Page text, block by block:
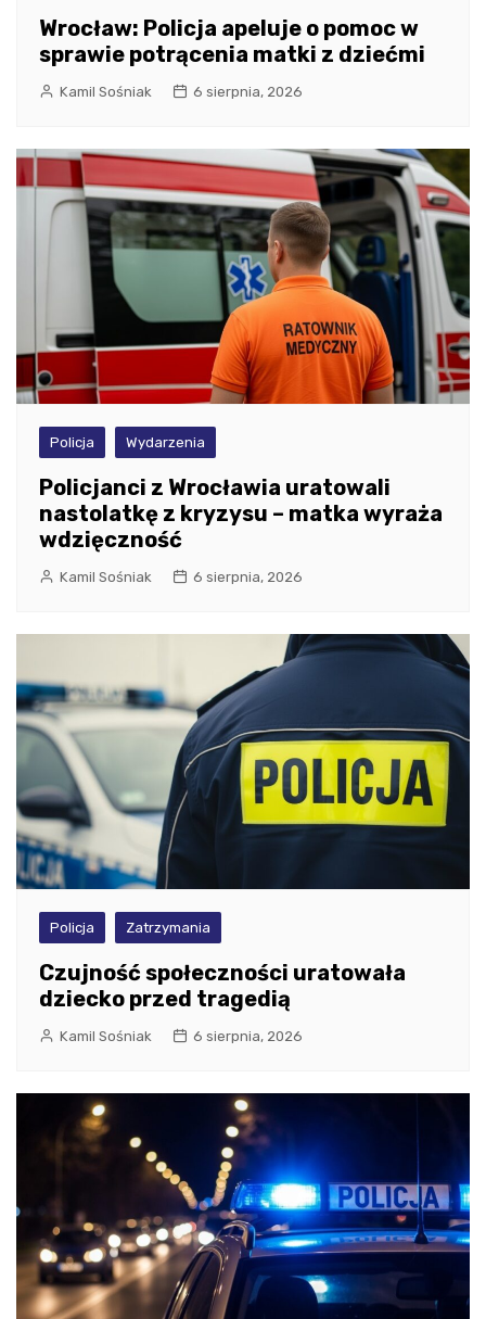
Wrocław: Policja apeluje o pomoc w
sprawie potrącenia matki z dziećmi
Kamil Sośniak 6 sierpnia, 2026
Policja Wydarzenia
Policjanci z Wrocławia uratowali
nastolatkę z kryzysu – matka wyraża
wdzięczność
Kamil Sośniak 6 sierpnia, 2026
Policja Zatrzymania
Czujność społeczności uratowała
dziecko przed tragedią
Kamil Sośniak 6 sierpnia, 2026